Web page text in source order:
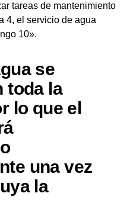
tareas de mantenimiento
4, el servicio de agua
10».
se
toda la
lo que el
una vez
la